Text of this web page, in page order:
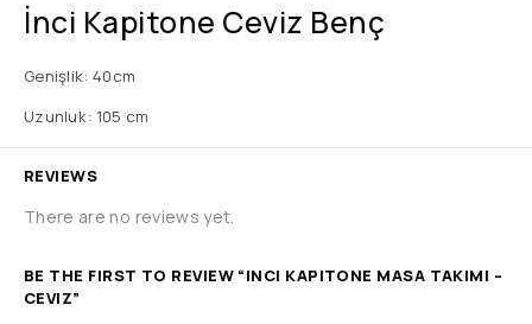
İnci Kapitone Ceviz Benç
Genişlik: 40cm
Uzunluk: 105 cm
REVIEWS
There are no reviews yet.
BE THE FIRST TO REVIEW “INCI KAPITONE MASA TAKIMI –
CEVIZ”